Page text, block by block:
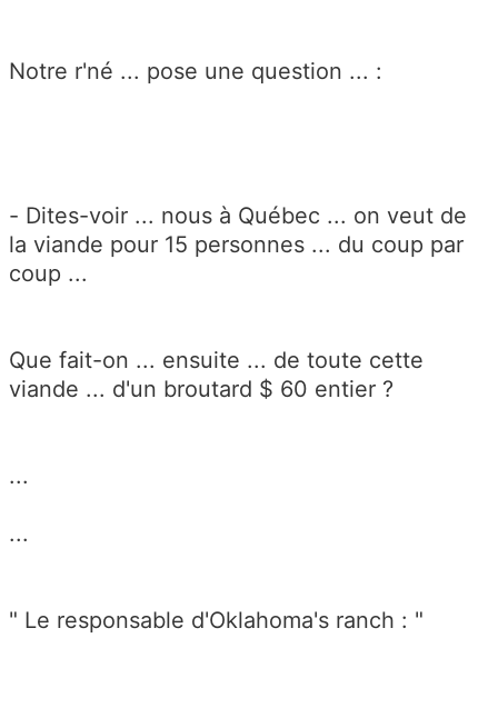
Notre r'né ... pose une question ... :
- Dites-voir ... nous à Québec ... on veut de
la viande pour 15 personnes ... du coup par
coup ...
Que fait-on ... ensuite ... de toute cette
viande ... d'un broutard $ 60 entier ?
...
...
" Le responsable d'Oklahoma's ranch : "